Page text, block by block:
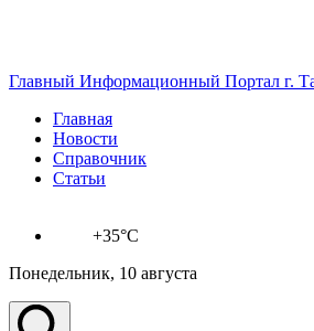
Главный Информационный Портал г.
Главная
Новости
Справочник
Статьи
+35°C
Понедельник, 10 августа